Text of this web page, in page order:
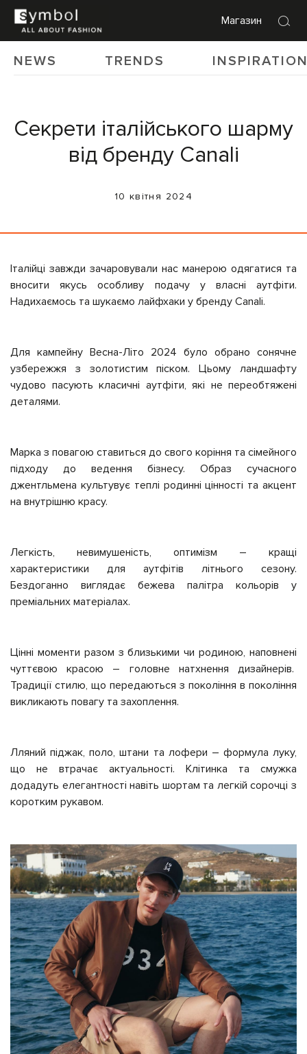
Магазин
NEWS TRENDS
Секрети італійського шарму
від бренду Canali
10 квітня 2024
Італійці завжди зачаровували нас манерою одягатися та
вносити якусь особливу подачу у власні аутфіти.
Надихаємось та шукаємо лайфхаки у бренду Canali.
Для кампейну Весна-Літо 2024 було обрано сонячне
узбережжя з золотистим піском. Цьому ландшафту
чудово пасують класичні аутфіти, які не переобтяжені
деталями.
Марка з повагою ставиться до свого коріння та сімейного
підходу до ведення бізнесу. Образ сучасного
джентльмена культувує теплі родинні цінності та акцент
на внутрішню красу.
Легкість, невимушеність, оптимізм – кращі
характеристики для аутфітів літнього сезону.
Бездоганно виглядає бежева палітра кольорів у
преміальних матеріалах.
Цінні моменти разом з близькими чи родиною, наповнені
чуттєвою красою – головне натхнення дизайнерів.
Традиції стилю, що передаються з покоління в покоління
викликають повагу та захоплення.
Лляний піджак, поло, штани та лофери – формула луку,
що не втрачає актуальності. Клітинка та смужка
додадуть елегантності навіть шортам та легкій сорочці з
коротким рукавом.